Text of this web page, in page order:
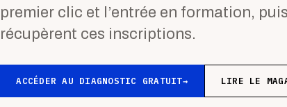
premier clic et l’entrée en formation,
récupèrent ces inscriptions.
ACCÉDER AU DIAGNOSTIC GRATUIT→ LIRE LE